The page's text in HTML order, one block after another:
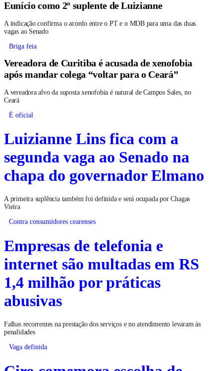
Eunício como 2º suplente de Luizianne
A indicação confirma o acordo entre o PT e o MDB para uma das duas
vagas ao Senado
Briga feia
Vereadora de Curitiba é acusada de xenofobia
após mandar colega “voltar para o Ceará”
A vereadora alvo da suposta xenofobia é natural de Campos Sales, no
Ceará
É oficial
Luizianne Lins fica com a
segunda vaga ao Senado na
chapa do governador Elmano
A primeira suplência também foi definida e será ocupada por Chagas
Vieira
Contra consumidores cearenses
Empresas de telefonia e
internet são multadas em RS
1,4 milhão por práticas
abusivas
Falhas recorrentes na prestação dos serviços e no atendimento levaram às
penalidades
Vaga definida